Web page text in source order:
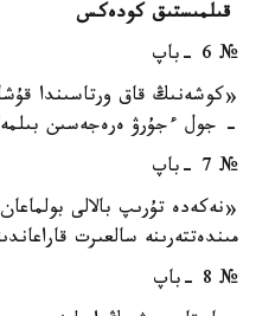
قىلمىستىق كودەكس
№ 6 -باپ
«كوشەنىڭ قاق ورتاسىندا
- جول ءجۇرۋ ەرەجەسىن
№ 7 -باپ
«نەكەدە تۇرىپ بالالى
مىندەتتەرىنە سالعىرت
№ 8 -باپ